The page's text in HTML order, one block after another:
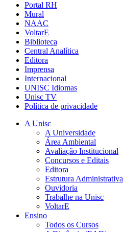
Portal RH
Mural
NAAC
VoltarE
Biblioteca
Central Analítica
Editora
Imprensa
Internacional
UNISC Idiomas
Unisc TV
Política de privacidade
A Unisc
A Universidade
Área Ambiental
Avaliação Institucional
Concursos e Editais
Editora
Estrutura Administrativa
Ouvidoria
Trabalhe na Unisc
VoltarE
Ensino
Todos os Cursos